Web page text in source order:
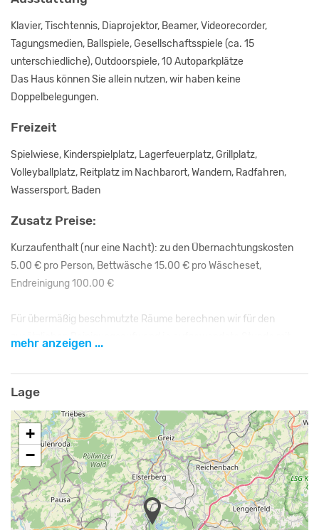
Klavier, Tischtennis, Diaprojektor, Beamer, Videorecorder,
Tagungsmedien, Ballspiele, Gesellschaftsspiele (ca. 15
unterschiedliche), Outdoorspiele, 10 Autoparkplätze
Das Haus können Sie allein nutzen, wir haben keine
Doppelbelegungen.
Freizeit
Spielwiese, Kinderspielplatz, Lagerfeuerplatz, Grillplatz,
Volleyballplatz, Reitplatz im Nachbarort, Wandern, Radfahren,
Wassersport, Baden
Zusatz Preise:
Kurzaufenthalt (nur eine Nacht): zu den Übernachtungskosten
5.00 € pro Person, Bettwäsche 15.00 € pro Wäscheset,
Endreinigung 100.00 €
Für übermäßig beschmutzte Räume berechnen wir für den
zusätzlichen Reinigungsaufwand je aufgewendete Stunde mit
Anmerkung Pauschalpreis:
Aus Gründen der Wirtschaftlichkeit erheben wir für
Teilnehmerzahlen unter 15 Personen (Kinder unter 2 Jahren
werden nicht berücksichtigt), ein Leerbettengeld von 15.00 € pro
Nacht und Person.
Achtung Neue Preise
Ab 2025 neue Preise :
mehr anzeigen ...
Lage
+
−